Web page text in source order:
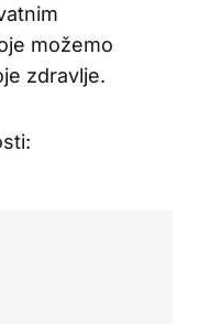
možemo
zdravlje.